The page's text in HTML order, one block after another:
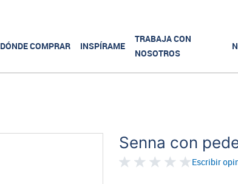
DÓNDE COMPRAR INSPÍRAME
TRABAJA CON
NOSOTROS
Senna con
Escribir